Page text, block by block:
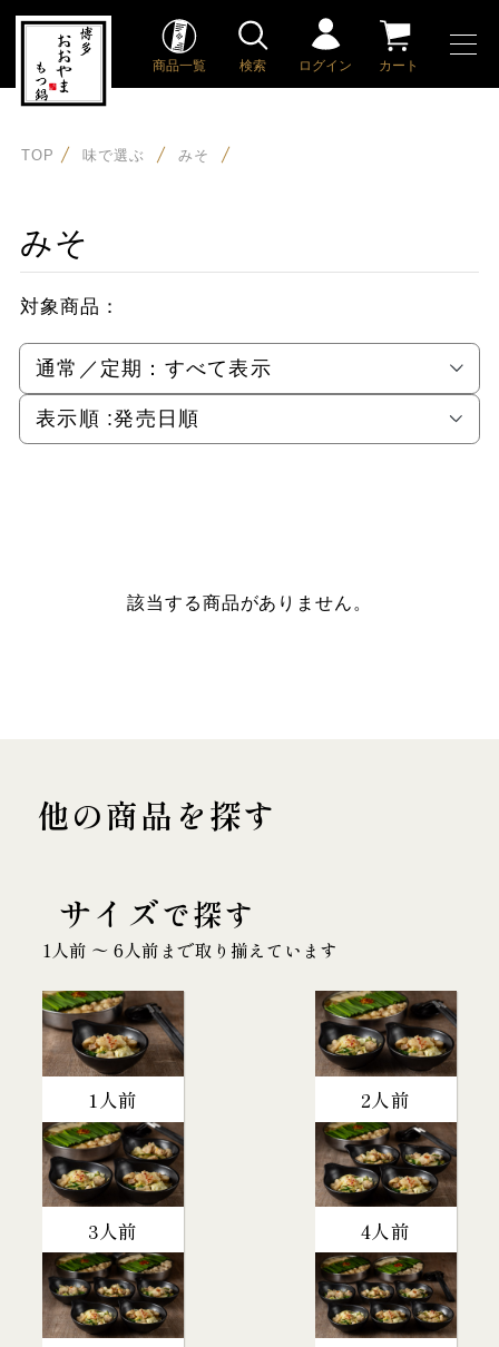
商品一覧 検索 ログイン カート
TOP 味で選ぶ みそ
みそ
対象商品：
通常／定期： すべて表示
表示順 :発売日順
該当する商品がありません。
他の商品を探す
サイズで探す
1人前 〜 6人前まで取り揃えています
1人前 2人前
3人前 4人前